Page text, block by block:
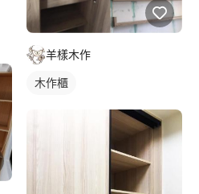
羊樣木作
木作櫃